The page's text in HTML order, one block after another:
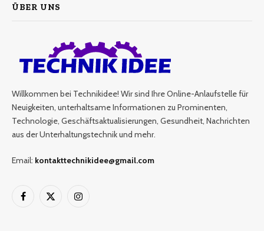
ÜBER UNS
Willkommen bei Technikidee! Wir sind Ihre Online-Anlaufstelle für
Neuigkeiten, unterhaltsame Informationen zu Prominenten,
Technologie, Geschäftsaktualisierungen, Gesundheit, Nachrichten
aus der Unterhaltungstechnik und mehr.
Email: kontakttechnikidee@gmail.com
Facebook
X
Instagram